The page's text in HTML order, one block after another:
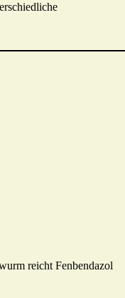
reicht Fenbendazol